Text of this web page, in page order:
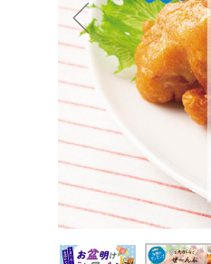
特定原材料と特定原材料に準ずる
そば 卵